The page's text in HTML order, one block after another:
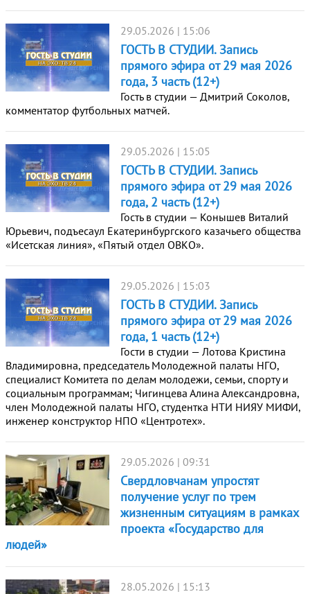
29.05.2026 | 15:06
ГОСТЬ В СТУДИИ. Запись
прямого эфира от 29 мая 2026
года, 3 часть (12+)
Гость в студии — Дмитрий Соколов,
комментатор футбольных матчей.
29.05.2026 | 15:05
ГОСТЬ В СТУДИИ. Запись
прямого эфира от 29 мая 2026
года, 2 часть (12+)
Гость в студии — Конышев Виталий
Юрьевич, подъесаул Екатеринбургского казачьего общества
«Исетская линия», «Пятый отдел ОВКО».
29.05.2026 | 15:03
ГОСТЬ В СТУДИИ. Запись
прямого эфира от 29 мая 2026
года, 1 часть (12+)
Гости в студии — Лотова Кристина
Владимировна, председатель Молодежной палаты НГО,
специалист Комитета по делам молодежи, семьи, спорту и
социальным программам; Чигинцева Алина Александровна,
член Молодежной палаты НГО, студентка НТИ НИЯУ МИФИ,
инженер конструктор НПО «Центротех».
29.05.2026 | 09:31
Свердловчанам упростят
получение услуг по трем
жизненным ситуациям в рамках
проекта «Государство для
людей»
28.05.2026 | 15:13